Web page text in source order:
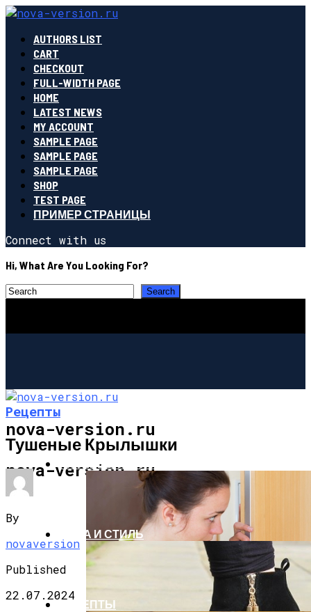
AUTHORS LIST
CART
CHECKOUT
FULL-WIDTH PAGE
HOME
LATEST NEWS
MY ACCOUNT
SAMPLE PAGE
SAMPLE PAGE
SAMPLE PAGE
SHOP
TEST PAGE
ПРИМЕР СТРАНИЦЫ
Connect with us
Hi, What Are You Looking For?
nova-version.ru
nova-version.ru
ИНТЕРЕСНОЕ И ПОЗНАВАТЕЛЬНОЕ
МОДА И СТИЛЬ
РЕЦЕПТЫ
Рецепты
Тушеные Крылышки
By
novaversion
Published
22.07.2024